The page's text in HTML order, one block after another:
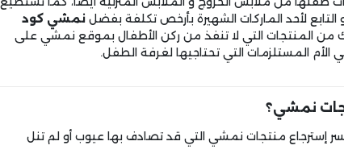
التابع لأحد الماركات الشهيرة بأرخص تكلفة بفضل نمشي كود
من المنتجات التي لا تنفذ من ركن الأطفال بموقع نمشي على
الأم المستلزمات التي تحتاجيها لغرفة الطفل.
نمشي؟
منتجات نمشي التي قد تصادف بها عيوب أو لم تنل